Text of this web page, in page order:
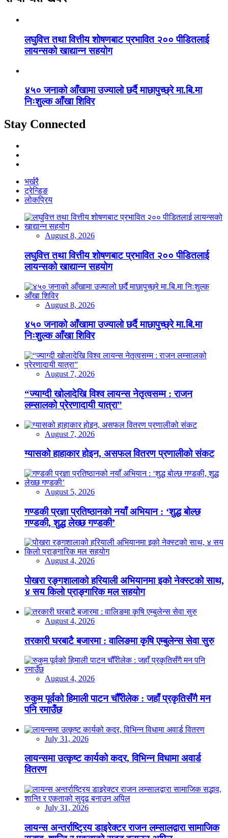
लघुवित्त तथा वित्तीय शोषणबाट प्रभावित २०० पीडितलाई
लायन्सको खाद्यान्न सहयोग
४५० जनाको आँखामा उज्यालो छर्दै माछापुच्छ्रे मा.बि.मा
निःशुल्क आँखा शिविर
Stay Connected
भर्खरै
ट्रेन्डिङ
लोकप्रिय
August 8, 2026
लघुवित्त तथा वित्तीय शोषणबाट प्रभावित २०० पीडितलाई
लायन्सको खाद्यान्न सहयोग
August 8, 2026
४५० जनाको आँखामा उज्यालो छर्दै माछापुच्छ्रे मा.बि.मा
निःशुल्क आँखा शिविर
August 7, 2026
“ज्याग्दी खोलादेखि विश्व लायन्स नेतृत्वसम्म : राजन
लम्सालको प्रेरणादायी यात्रा”
August 7, 2026
ग्यासको हाहाकार होइन, असफल वितरण प्रणालीको संकट
August 5, 2026
गण्डकी प्रज्ञा प्रतिष्ठानको नयाँ अभियान : ‘शुद्ध बोल्छ
गण्डकी, शुद्ध लेख्छ गण्डकी’
August 4, 2026
पोखरा रङ्गशालाको हरियाली अभियानमा इको नेक्स्टको साथ,
४ सय किलो प्राङ्गारिक मल सहयोग
August 4, 2026
तरकारी घरबाटै बजारमा : वालिङमा कृषि एम्बुलेन्स सेवा सुरु
August 4, 2026
रुकुम पूर्वको हिमाली पाटन चौँरीलेक : जहाँ प्रकृतिसँगै मन
पनि रमाउँछ
July 31, 2026
लायन्समा उत्कृष्ट कार्यको कदर, विभिन्न विधामा अवार्ड
वितरण
July 31, 2026
लायन्स अन्तर्राष्ट्रिय डाइरेक्टर राजन लम्सालद्वारा सामाजिक